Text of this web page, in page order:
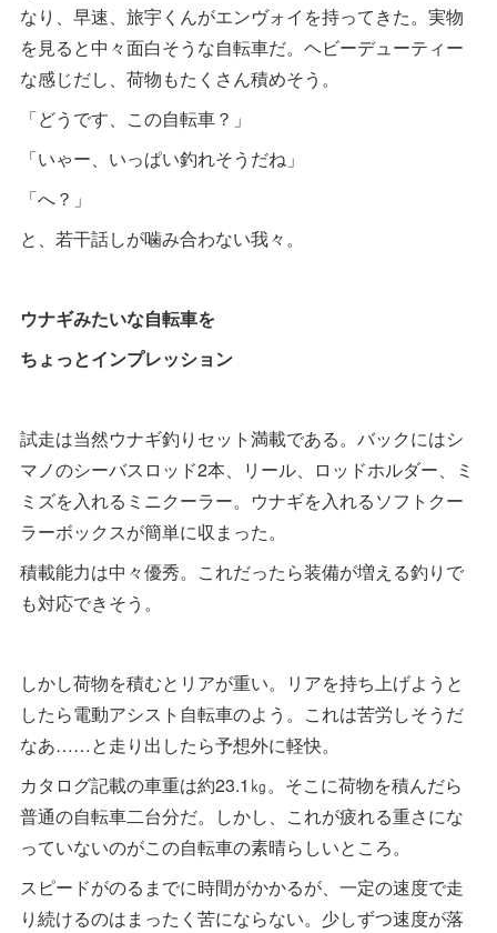
なり、早速、旅宇くんがエンヴォイを持ってきた。実物
を見ると中々面白そうな自転車だ。ヘビーデューティー
な感じだし、荷物もたくさん積めそう。
「どうです、この自転車？」
「いゃー、いっぱい釣れそうだね」
「へ？」
と、若干話しが噛み合わない我々。
ウナギみたいな自転車を
ちょっとインプレッション
試走は当然ウナギ釣りセット満載である。バックにはシ
マノのシーバスロッド2本、リール、ロッドホルダー、ミ
ミズを入れるミニクーラー。ウナギを入れるソフトクー
ラーボックスが簡単に収まった。
積載能力は中々優秀。これだったら装備が増える釣りで
も対応できそう。
しかし荷物を積むとリアが重い。リアを持ち上げようと
したら電動アシスト自転車のよう。これは苦労しそうだ
なあ……と走り出したら予想外に軽快。
カタログ記載の車重は約23.1㎏。そこに荷物を積んだら
普通の自転車二台分だ。しかし、これが疲れる重さにな
っていないのがこの自転車の素晴らしいところ。
スピードがのるまでに時間がかかるが、一定の速度で走
り続けるのはまったく苦にならない。少しずつ速度が落